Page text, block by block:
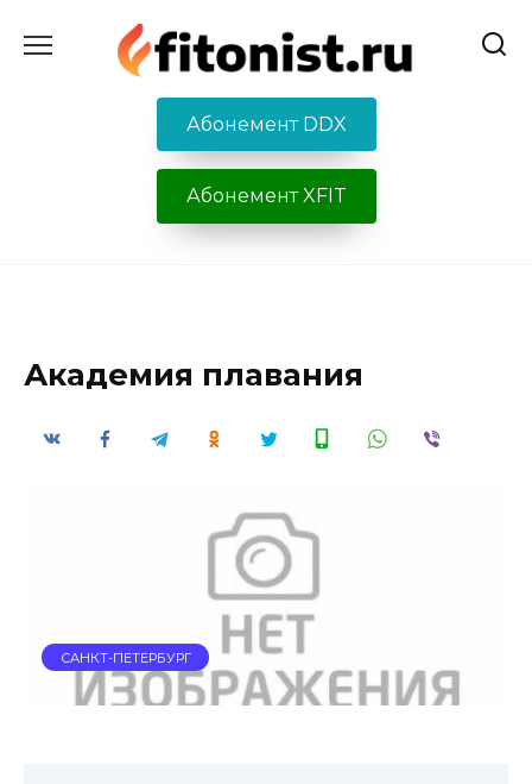
содержанию
Абонемент DDX
Абонемент XFIT
Академия плавания
САНКТ-ПЕТЕРБУРГ